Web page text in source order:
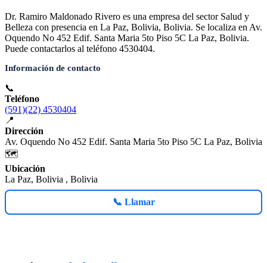
Dr. Ramiro Maldonado Rivero es una empresa del sector Salud y
Belleza con presencia en La Paz, Bolivia, Bolivia. Se localiza en Av.
Oquendo No 452 Edif. Santa Maria 5to Piso 5C La Paz, Bolivia.
Puede contactarlos al teléfono 4530404.
Información de contacto
📞
Teléfono
(591)(22) 4530404
📍
Dirección
Av. Oquendo No 452 Edif. Santa Maria 5to Piso 5C La Paz, Bolivia
🗺️
Ubicación
La Paz, Bolivia , Bolivia
📞 Llamar